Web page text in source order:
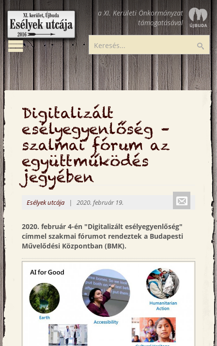
Ugrás
tartalomra
Esélyek
utcája
a XI. Kerületi Önkormányzat
támogatásával
Toggle
navigation
Digitalizált
esélyegyenlőség –
szalmai fórum az
együttműködés
jegyében
Esélyek utcája | 2020. február 19.
2020. február 4-én "Digitalizált esélyegyenlőség"
címmel szakmai fórumot rendeztek a Budapesti
Művelődési Központban (BMK).